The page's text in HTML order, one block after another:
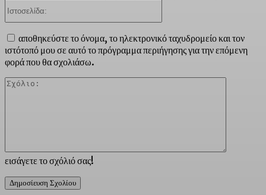
εισάγετε το σχόλιό σας!
αποθηκεύστε το όνομα, το ηλεκτρονικό ταχυδρομείο και τον
ιστότοπό μου σε αυτό το πρόγραμμα περιήγησης για την επόμενη
φορά που θα σχολιάσω.